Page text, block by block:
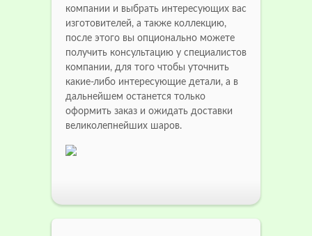
компании и выбрать интересующих вас
изготовителей, а также коллекцию,
после этого вы опционально можете
получить консультацию у специалистов
компании, для того чтобы уточнить
какие-либо интересующие детали, а в
дальнейшем останется только
оформить заказ и ожидать доставки
великолепнейших шаров.